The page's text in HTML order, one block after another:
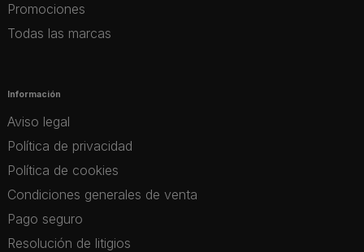
Promociones
Todas las marcas
Información
Aviso legal
Política de privacidad
Política de cookies
Condiciones generales de venta
Pago seguro
Resolución de litigios